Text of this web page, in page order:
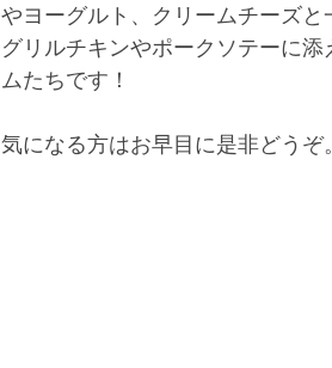
やヨーグルト、クリームチーズ
グリルチキンやポークソテーに
ムたちです！
気になる方はお早目に是非どうぞ。